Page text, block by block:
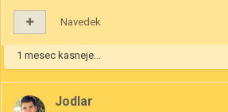
Navedek
1 mesec kasneje...
Jodlar